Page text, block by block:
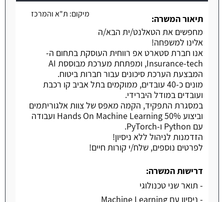
מיקום: ת"א והמרכז
תיאור המשרה:
מחפשים את הטאלנט/ית הבא/ה
אלינו למשפחה!
אנו חברת סטארט אפ רווחית העוסקת בתחום ה-
Insurance-tech, ומפתחת מערכת מבוססת AI
המבצעת הערכת סיכונים עבור חברות ביטוח.
מונים כ-40 עובדים, ממוקמים בתל אביב קו רכבת
ועובדים במודל היברידי.
במסגרת התפקיד, הקמה מאפס של צוות אלגוריתמים
וביצוע 50% Hands On Machine Learning ועבודה
עם Python ו-PyTorch.
הזדמנות לניהול ללא ניסיון!
לפרטים נוספים, שלח/י קורות חיים!
דרישות המשרה:
- תואר שני טכנולוגי
- ניסיון עם Machine Learning